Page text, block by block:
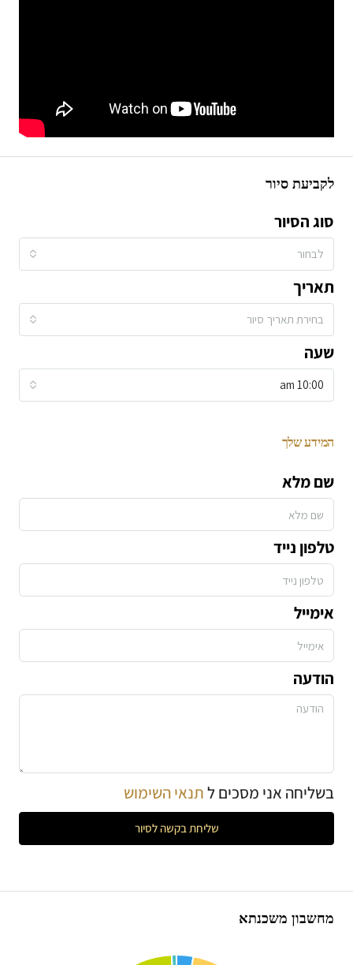
לקביעת סיור
סוג הסיור
לבחור
תאריך
בחירת תאריך סיור
שעה
10:00 am
המידע שלך
שם מלא
טלפון נייד
אימייל
הודעה
בשליחה אני מסכים לתנאי השימוש
שליחת בקשה לסיור
מחשבון משכנתא